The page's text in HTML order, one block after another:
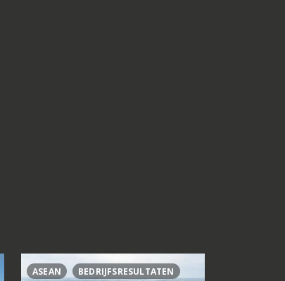
ASEAN BEDRIJFSRESULTATEN